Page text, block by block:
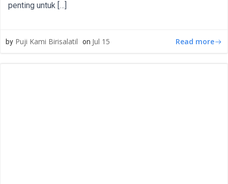
penting untuk […]
by Puji Kami Birisalatil on Jul 15 Read more